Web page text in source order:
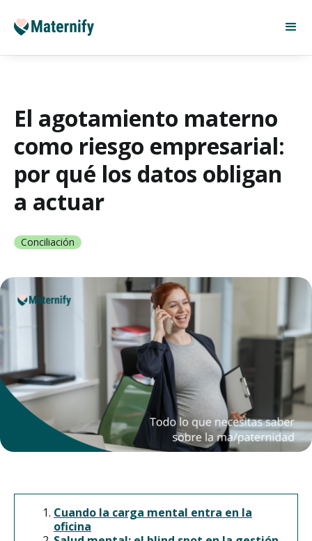
El agotamiento materno
como riesgo empresarial:
por qué los datos obligan
a actuar
Conciliación
Cuando la carga mental entra en la
oficina